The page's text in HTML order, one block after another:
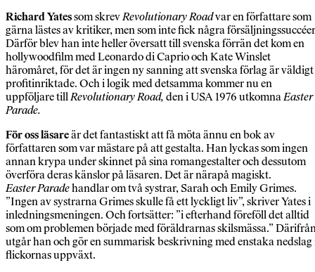
Richard Yatessom skrevRevolutionary Roadvar en författare som
gärna lästes av kritiker, men som inte fick några
Därför blev han inte heller översatt till svenska förrän det kom en
hollywoodfilm med Leonardo di Caprio och Kate Winslet
häromåret, för det är ingen ny sanning att svenska förlag är väldigt
profitinriktade. Och i logik med detsamma kommer nu en
uppföljare tillRevolutionary Road, den i USA 1976 utkomnaEaster
Parade.
För oss läsareär det fantastiskt att få möta ännu en bok av
författaren som var mästare på att gestalta. Han lyckas som ingen
annan krypa under skinnet på sina romangestalter och dessutom
överföra deras känslor på läsaren. Det är närapå magiskt.
Easter Paradehandlar om två systrar, Sarah och Emily Grimes.
”Ingen av systrarna Grimes skulle få ett lyckligt liv”, skriver Yates i
inledningsmeningen. Och fortsätter: ”i efterhand föreföll det alltid
som om problemen började med föräldrarnas skilsmässa.”
utgår han och gör en summarisk beskrivning med enstaka nedslag
flickornas uppväxt.